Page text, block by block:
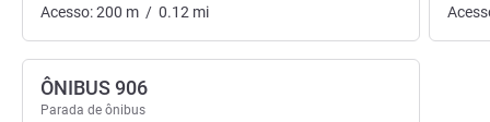
Acesso:200 m / 0.12 mi
ÔNIBUS 906
Parada de ônibus